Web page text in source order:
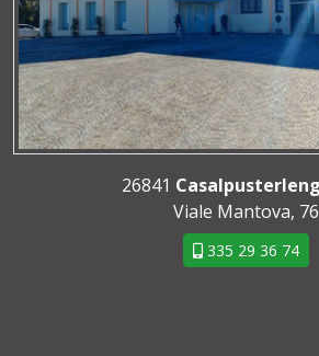
26841
Viale Mantova, 76
335 29 36 74